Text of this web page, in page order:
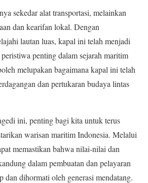
sekedar alat transportasi, melainkan
dan kearifan lokal. Dengan
lautan luas, kapal ini telah menjadi
penting dalam sejarah maritim
melupakan bagaimana kapal ini telah
dan pertukaran budaya lintas
ini, penting bagi kita untuk terus
warisan maritim Indonesia. Melalui
memastikan bahwa nilai-nilai dan
dalam pembuatan dan pelayaran
dan dihormati oleh generasi mendatang.